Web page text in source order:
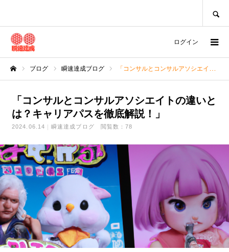
ログイン
ブログ 瞬速達成ブログ 「コンサルとコンサルアソシエイトの違いとは？キャリアパスを徹底解説！」
「コンサルとコンサルアソシエイトの違いと
は？キャリアパスを徹底解説！」
2024.06.14 瞬速達成ブログ 閲覧数：78